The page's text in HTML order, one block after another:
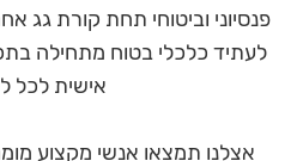
פנסיוני וביטוחי תחת קורת גג
לעתיד כלכלי בטוח מתחילה
אישית לכל
אצלנו תמצאו אנשי מקצוע